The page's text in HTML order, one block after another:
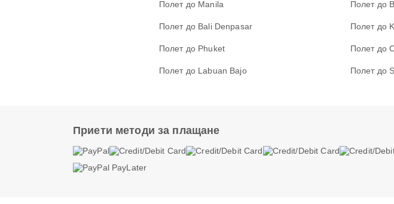
Полет до Manila Полет до
Полет до Bali Denpasar Полет до
Полет до Phuket Полет до
Полет до Labuan Bajo Полет до
Приети методи за плащане